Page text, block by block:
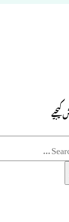
کیجیے